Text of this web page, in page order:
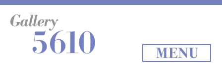
MENU
Exhibition
About 5610
Archives
Map
online store
Staff Blog